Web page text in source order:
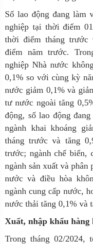
Số lao động đang làm
nghiệp tại thời điểm
thời điểm tháng trước
điểm năm trước. T
nghiệp Nhà nước
0,1% so với cùng kỳ
nước giảm 0,1% và
tư nước ngoài tăng
động, số lao động
ngành khai khoáng
tháng trước và tăng
trước; ngành chế biến,
ngành sản xuất và
nước và điều hòa
ngành cung cấp nước,
nước thải tăng 0,1% và
Xuất, nhập khẩu hàng
Trong tháng 02/2024, t